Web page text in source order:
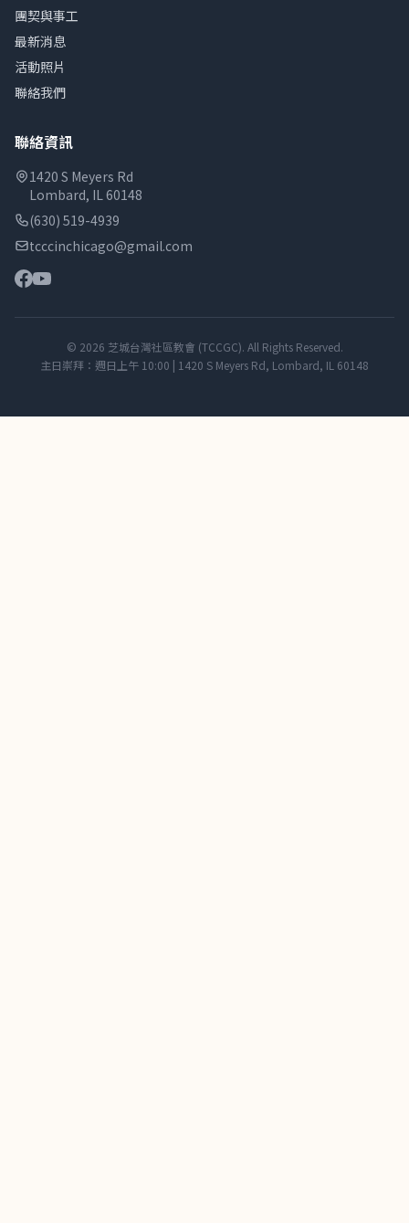
團契與事工
最新消息
活動照片
聯絡我們
聯絡資訊
1420 S Meyers Rd
Lombard, IL 60148
(630) 519-4939
tcccinchicago@gmail.com
© 2026 芝城台灣社區教會 (TCCGC). All Rights Reserved.
主日崇拜：週日上午 10:00 | 1420 S Meyers Rd, Lombard, IL 60148